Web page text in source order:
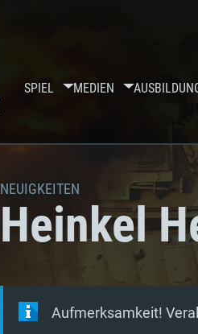
SPIEL MEDIEN
NEUIGKEITEN
Heinkel
Aufmerksamkeit!